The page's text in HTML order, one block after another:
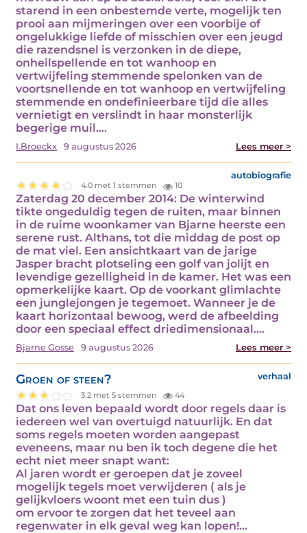
starend in een onbestemde verte, mogelijk ten
prooi aan mijmeringen over een voorbije of
ongelukkige liefde of misschien over een jeugd
die razendsnel is verzonken in de diepe,
onheilspellende en tot wanhoop en
vertwijfeling stemmende spelonken van de
voortsnellende en tot wanhoop en vertwijfeling
stemmende en ondefinieerbare tijd die alles
vernietigt en verslindt in haar monsterlijk
begerige muil....
I.Broeckx 9 augustus 2026 Lees meer >
autobiografie
4.0 met 1 stemmen 10
Zaterdag 20 december 2014: De winterwind
tikte ongeduldig tegen de ruiten, maar binnen
in de ruime woonkamer van Bjarne heerste een
serene rust. Althans, tot die middag de post op
de mat viel. Een ansichtkaart van de jarige
Jasper bracht plotseling een golf van jolijt en
levendige gezelligheid in de kamer. Het was een
opmerkelijke kaart. Op de voorkant glimlachte
een junglejongen je tegemoet. Wanneer je de
kaart horizontaal bewoog, werd de afbeelding
door een speciaal effect driedimensionaal.…
Bjarne Gosse 9 augustus 2026 Lees meer >
Groen of steen? verhaal
3.2 met 5 stemmen 44
Dat ons leven bepaald wordt door regels daar is
iedereen wel van overtuigd natuurlijk. En dat
soms regels moeten worden aangepast
eveneens, maar nu ben ik toch degene die het
echt niet meer snapt want:
Al jaren wordt er geroepen dat je zoveel
mogelijk tegels moet verwijderen ( als je
gelijkvloers woont met een tuin dus )
om ervoor te zorgen dat het teveel aan
regenwater in elk geval weg kan lopen!…